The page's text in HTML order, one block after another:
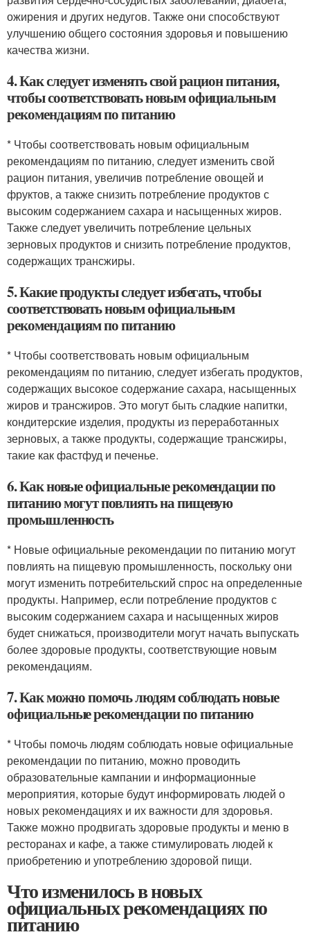
ожирения и других недугов. Также они способствуют
улучшению общего состояния здоровья и повышению
качества жизни.
4. Как следует изменять свой рацион питания,
чтобы соответствовать новым официальным
рекомендациям по питанию
* Чтобы соответствовать новым официальным
рекомендациям по питанию, следует изменить свой
рацион питания, увеличив потребление овощей и
фруктов, а также снизить потребление продуктов с
высоким содержанием сахара и насыщенных жиров.
Также следует увеличить потребление цельных
зерновых продуктов и снизить потребление продуктов,
содержащих трансжиры.
5. Какие продукты следует избегать, чтобы
соответствовать новым официальным
рекомендациям по питанию
* Чтобы соответствовать новым официальным
рекомендациям по питанию, следует избегать продуктов,
содержащих высокое содержание сахара, насыщенных
жиров и трансжиров. Это могут быть сладкие напитки,
кондитерские изделия, продукты из переработанных
зерновых, а также продукты, содержащие трансжиры,
такие как фастфуд и печенье.
6. Как новые официальные рекомендации по
питанию могут повлиять на пищевую
промышленность
* Новые официальные рекомендации по питанию могут
повлиять на пищевую промышленность, поскольку они
могут изменить потребительский спрос на определенные
продукты. Например, если потребление продуктов с
высоким содержанием сахара и насыщенных жиров
будет снижаться, производители могут начать выпускать
более здоровые продукты, соответствующие новым
рекомендациям.
7. Как можно помочь людям соблюдать новые
официальные рекомендации по питанию
* Чтобы помочь людям соблюдать новые официальные
рекомендации по питанию, можно проводить
образовательные кампании и информационные
мероприятия, которые будут информировать людей о
новых рекомендациях и их важности для здоровья.
Также можно продвигать здоровые продукты и меню в
ресторанах и кафе, а также стимулировать людей к
приобретению и употреблению здоровой пищи.
Что изменилось в новых
официальных рекомендациях по
питанию